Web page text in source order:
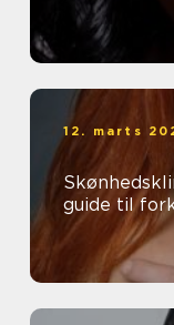
12. marts
guide til